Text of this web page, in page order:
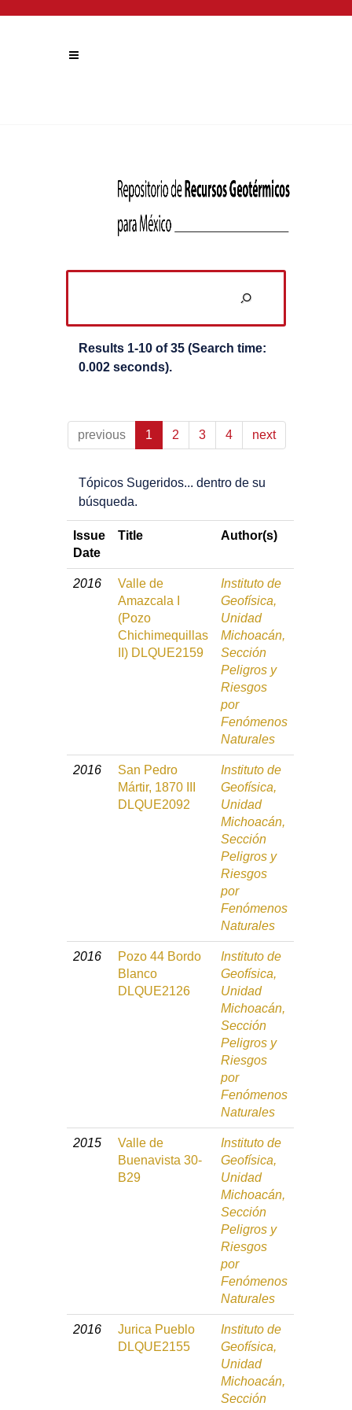
Results 1-10 of 35 (Search time:
0.002 seconds).
previous 1 2 3 4 next
Tópicos Sugeridos... dentro de su
búsqueda.
Issue
Date
Title Author(s)
2016
Valle de
Amazcala I
(Pozo
Chichimequillas
II) DLQUE2159
Instituto de
Geofísica,
Unidad
Michoacán,
Sección
Peligros y
Riesgos
por
Fenómenos
Naturales
2016
San Pedro
Mártir, 1870 III
DLQUE2092
Instituto de
Geofísica,
Unidad
Michoacán,
Sección
Peligros y
Riesgos
por
Fenómenos
Naturales
2016
Pozo 44 Bordo
Blanco
DLQUE2126
Instituto de
Geofísica,
Unidad
Michoacán,
Sección
Peligros y
Riesgos
por
Fenómenos
Naturales
2015
Valle de
Buenavista 30-
B29
Instituto de
Geofísica,
Unidad
Michoacán,
Sección
Peligros y
Riesgos
por
Fenómenos
Naturales
2016
Jurica Pueblo
DLQUE2155
Instituto de
Geofísica,
Unidad
Michoacán,
Sección